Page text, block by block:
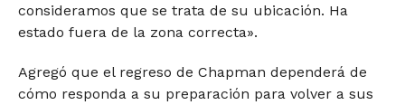
consideramos que se trata de su ubicación. Ha
estado fuera de la zona correcta».
Agregó que el regreso de Chapman dependerá de
cómo responda a su preparación para volver a sus